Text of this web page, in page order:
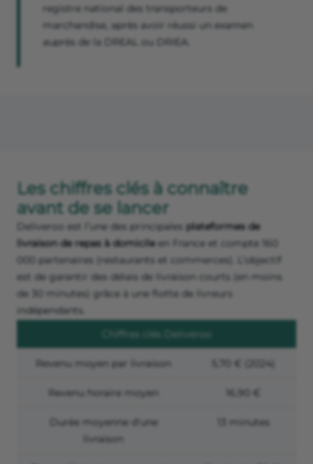
registre national des transporteurs de
marchandise, après avoir réussi un examen
auprès de la DREAL ou DRIEA.
Les chiffres clés à connaître
avant de se lancer
Deliveroo est l’une des principales plateformes de
livraison de repas à domicileen France et compte 160
000 partenaires (restaurants et commerces). L’objectif
est de garantir des délais de livraison courts (en moins
de 30 minutes) grâce à une flotte de livreurs
indépendants.
Chiffres clés Deliveroo
Revenu moyen par livraison 5,70 € (2024)
Revenu horaire moyen 16,90 €
Durée moyenne d'une
livraison
13 minutes